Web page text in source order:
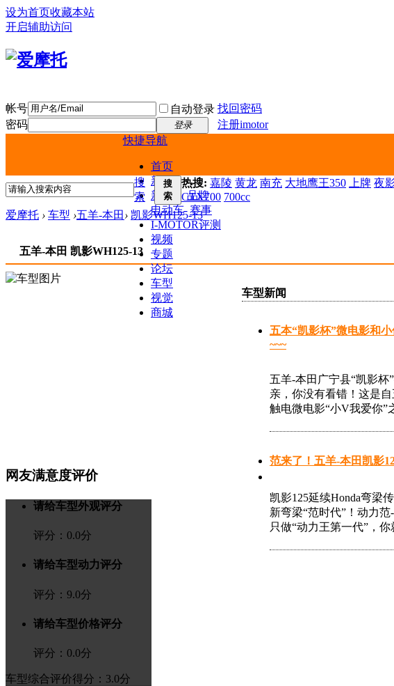
设为首页收藏本站
开启辅助访问
帐号 自动登录 找回密码
密码
登录
注册imotor
快捷导航
首页
新闻
新车
品牌
电动车 赛事
I-MOTOR评测
视频
专题
论坛
车型
视觉
商城
搜
索
搜
索
热搜: 嘉陵 黄龙 南充 大地鹰王350 上牌 夜
CTX700 700cc
爱摩托 › 车型 ›五羊-本田 › 凯影WH125-13
五羊-本田 凯影WH125-13
车型新闻
五本“凯影杯”微电影和
~~~
五羊-本田广宁县“凯影杯
亲，你没有看错！这是
触电微电影“小V我爱你”
范来了！五羊-本田凯影
凯影125延续Honda弯梁
新弯梁“范时代”！动力范
只做“动力王第一代”，你
网友满意度评价
请给车型外观评分
评分： 0.0分
请给车型动力评分
评分： 9.0分
请给车型价格评分
评分： 0.0分
车型综合评价得分：3.0分